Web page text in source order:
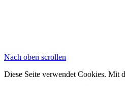
Nach oben scrollen
Diese Seite verwendet Cookies. Mit